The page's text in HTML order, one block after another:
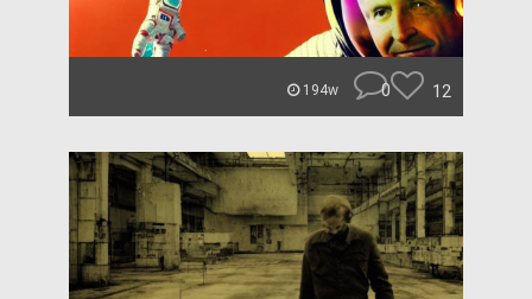
194w 0 12